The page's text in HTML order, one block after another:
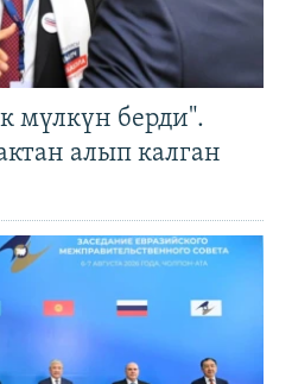
мүлкүн берди".
алып калган